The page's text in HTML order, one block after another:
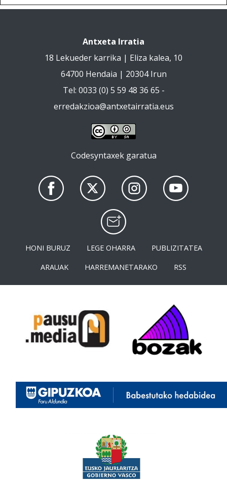
Antxeta Irratia
18 Lekueder karrika | Eliza kalea, 10
64700 Hendaia | 20304 Irun
Tel: 0033 (0) 5 59 48 36 65 -
erredakzioa@antxetairratia.eus
Codesyntaxek garatua
HONI BURUZ LEGE OHARRA
PUBLIZITATEA
ARAUAK
HARREMANETARAKO RSS